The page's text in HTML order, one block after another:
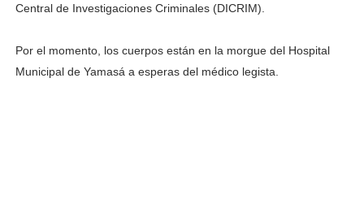
Central de Investigaciones Criminales (DICRIM).
Por el momento, los cuerpos están en la morgue del Hospital
Municipal de Yamasá a esperas del médico legista.